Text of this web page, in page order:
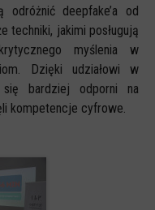
odróżnić deepfake’a od
techniki, jakimi posługują
myślenia w
Dzięki udziałowi w
bardziej odporni na
kompetencje cyfrowe.